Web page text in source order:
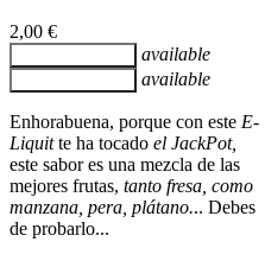
2,00 €
available
available
Enhorabuena, porque con este E-
Liquitte ha tocado el JackPot,
este sabor es una mezcla de las
mejores frutas, tanto fresa, como
manzana, pera, plátano... Debes
de probarlo...